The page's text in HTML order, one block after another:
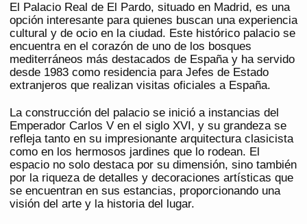
El Palacio Real de El Pardo, situado en Madrid, es una
opción interesante para quienes buscan una experiencia
cultural y de ocio en la ciudad. Este histórico palacio se
encuentra en el corazón de uno de los bosques
mediterráneos más destacados de España y ha servido
desde 1983 como residencia para Jefes de Estado
extranjeros que realizan visitas oficiales a España.
La construcción del palacio se inició a instancias del
Emperador Carlos V en el siglo XVI, y su grandeza se
refleja tanto en su impresionante arquitectura clasicista
como en los hermosos jardines que lo rodean. El
espacio no solo destaca por su dimensión, sino también
por la riqueza de detalles y decoraciones artísticas que
se encuentran en sus estancias, proporcionando una
visión del arte y la historia del lugar.